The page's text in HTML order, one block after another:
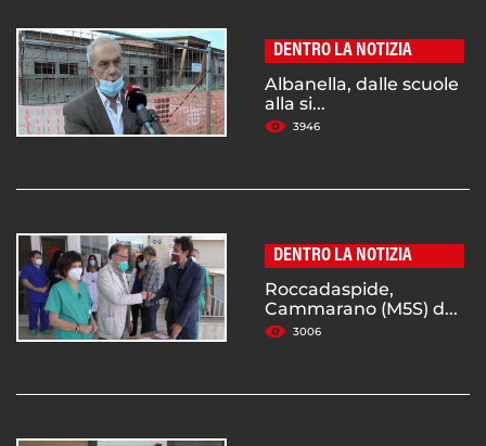
DENTRO LA NOTIZIA
Albanella, dalle scuole
alla si...
3946
DENTRO LA NOTIZIA
Roccadaspide,
Cammarano (M5S) d...
3006